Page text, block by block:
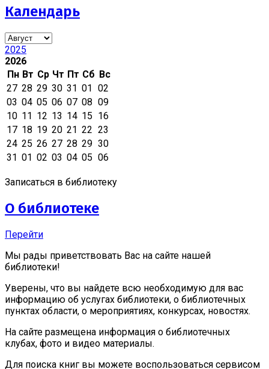
Календарь
2025
2026
Пн Вт Ср Чт Пт Сб Вс
27 28 29 30 31 01 02
03 04 05 06 07 08 09
10 11 12 13 14 15 16
17 18 19 20 21 22 23
24 25 26 27 28 29 30
31 01 02 03 04 05 06
Записаться в библиотеку
О библиотеке
Перейти
Мы рады приветствовать Вас на сайте нашей
библиотеки!
Уверены, что вы найдете всю необходимую для вас
информацию об услугах библиотеки, о библиотечных
пунктах области, о мероприятиях, конкурсах, новостях.
На сайте размещена информация о библиотечных
клубах, фото и видео материалы.
Для поиска книг вы можете воспользоваться сервисом